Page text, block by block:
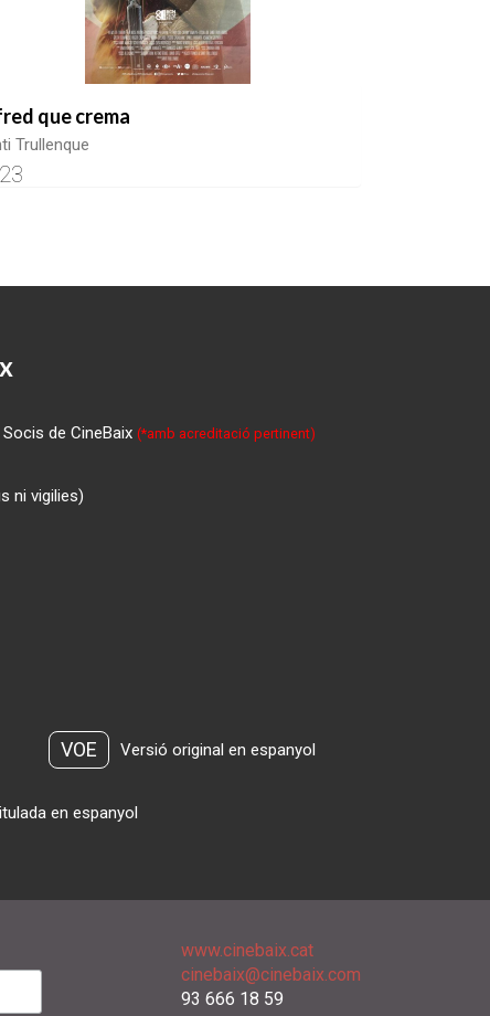
que crema
Trullenque
Socis de CineBaix(*amb acreditació pertinent)
ni vigilies)
VOE Versió original en espanyol
en espanyol
www.cinebaix.cat
cinebaix@cinebaix.com
93 666 18 59